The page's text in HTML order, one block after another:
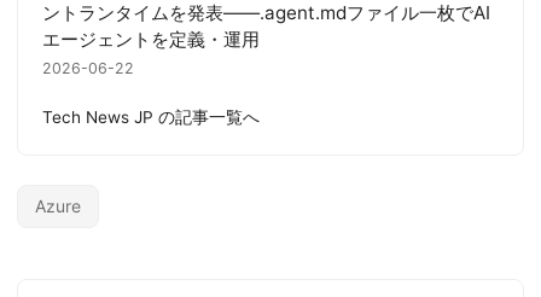
ントランタイムを発表——.agent.mdファイル一枚でAI
エージェントを定義・運用
2026-06-22
Tech News JP の記事一覧へ
Azure